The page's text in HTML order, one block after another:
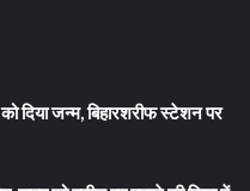
दिया जन्म, बिहारशरीफ स्टेशन पर